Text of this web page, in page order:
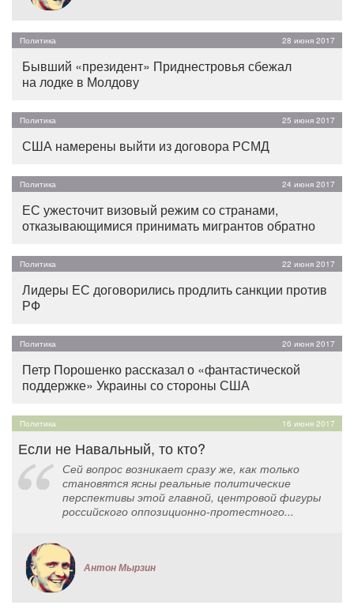
Политика 28 июня 2017
Бывший «президент» Приднестровья сбежал
на лодке в Молдову
Политика 25 июня 2017
США намерены выйти из договора РСМД
Политика 24 июня 2017
ЕС ужесточит визовый режим со странами,
отказывающимися принимать мигрантов обратно
Политика 22 июня 2017
Лидеры ЕС договорились продлить санкции против
РФ
Политика 20 июня 2017
Петр Порошенко рассказал о «фантастической
поддержке» Украины со стороны США
Политика 16 июня 2017
Если не Навальный, то кто?
Сей вопрос возникает сразу же, как только
становятся ясны реальные политические
перспективы этой главной, центровой фигуры
российского оппозиционно-протестного...
Антон Мырзин